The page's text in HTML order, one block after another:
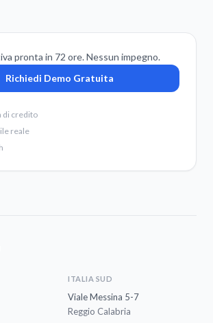
pronta in 72 ore. Nessun impegno.
Richiedi Demo Gratuita
di credito
reale
ITALIA SUD
Viale Messina 5-7
Reggio Calabria